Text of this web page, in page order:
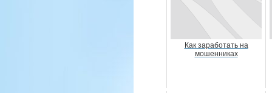
Как заработать на
мошенниках